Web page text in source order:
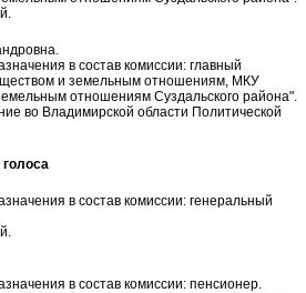
в состав комиссии: главный
и земельным отношениям, МКУ
отношениям Суздальского района".
во Владимирской области Политической
в состав комиссии: генеральный
в состав комиссии: пенсионер.